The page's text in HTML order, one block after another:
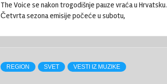
The Voice se nakon trogodišnje pauze vraća u Hrvatsku.
Četvrta sezona emisije počeće u subotu,
REGION SVET VESTI IZ MUZIKE